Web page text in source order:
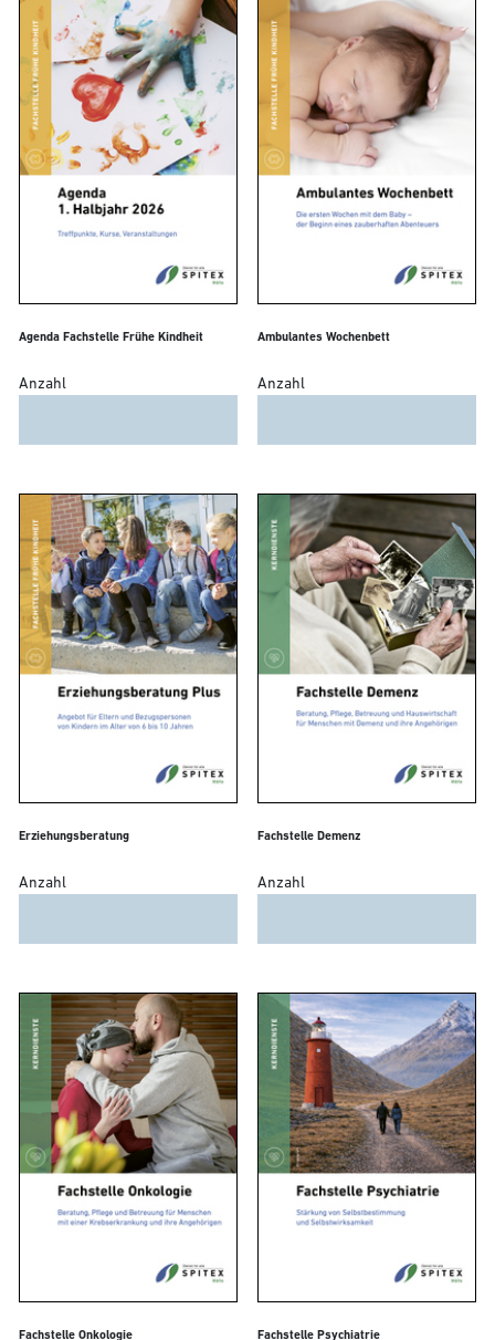
Agenda Fachstelle Frühe Kindheit
Anzahl
Ambulantes Wochenbett
Anzahl
Erziehungsberatung
Anzahl
Fachstelle Demenz
Anzahl
Fachstelle Onkologie Fachstelle Psychiatrie